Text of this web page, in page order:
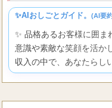
✨AIおしごとガイド。 (AI要
✨ 品格あるお客様に囲ま
意識や素敵な笑顔を活か
収入の中で、あなたらし